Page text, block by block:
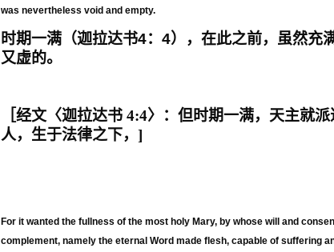
was nevertheless void and empty.
时期一满（迦拉达书4： 4），在此之前，虽然充
又虚的。
［经文〈迦拉达书 4:4〉： 但时期一满，天主就
人，生于法律之下， ]
For it wanted the fullness of the most holy Mary, by whose will and
complement, namely the eternal Word made flesh, capable of suffering